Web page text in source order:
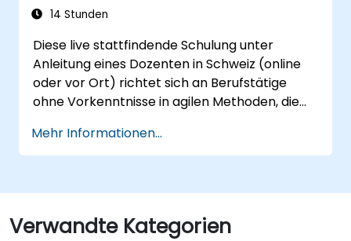
14 Stunden
Diese live stattfindende Schulung unter
Anleitung eines Dozenten in Schweiz (online
oder vor Ort) richtet sich an Berufstätige
ohne Vorkenntnisse in agilen Methoden, die
Arbeit effektiver zu organisieren, die
Teamzusammenarbeit zu verbessern und
Mehr Informationen...
Verwandte Kategorien